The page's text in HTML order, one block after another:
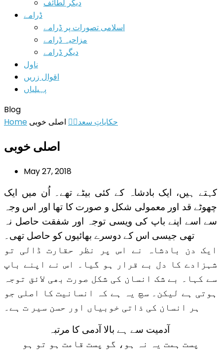
دیگر لطائف
ڈرامے
اسلامی تصورات پر ڈرامے
مزاحیہ ڈرامے
دیگر ڈرامے
ناول
اقوال زریں
پہیلیاں
Blog
Home
حکایاتِ سعدیؒ اصلی خوبی
اصلی خوبی
May 27, 2018
کہتے ہیں، ایک بادشاہ کے کئی بیٹے تھے۔ اُن میں ایک
چھوٹے قد اور معمولی شکل و صورت کا تھا اور اس وجہ
سے اسے اپنے باپ کی ویسی توجہ اور شفقت حاصل نہ
تھی جیسی اس کے دوسرے بھائیوں کو حاصل تھی۔
ایک دن بادشاہ نے اس پر نظر حقارت ڈالی تو
شہزادے کا دل بے قرار ہو گیا۔ اس نے اپنے باپ
سے کہا۔ بے شک انسان کی شکل صورت بھی لائق توجہ
ہوتی ہے لیکن۔ سچ یہ ہے کہ انسانیت کا اصلی جو
ہر انسان کی ذاتی خوبیاں اور حسن سیر ت ہے۔
آدمیت سے ہے بالا آدمی کا مرتبہ
پست ہمت یہ نہ ہو، گو پست قامت ہو تو ہو